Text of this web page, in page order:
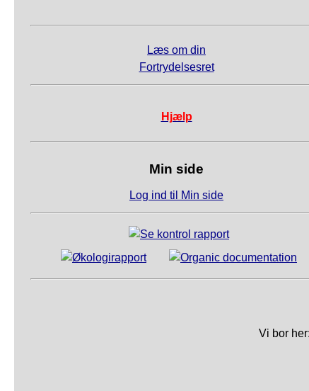
Læs om din
Fortrydelsesret
Hjælp
Min side
Log ind til Min side
Vi bor her: